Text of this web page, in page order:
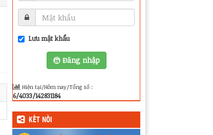
Lưu mật khẩu
Đăng nhập
Hiện tại/Hôm nay/Tổng số :
6/4033/142831184
KẾT NỐI